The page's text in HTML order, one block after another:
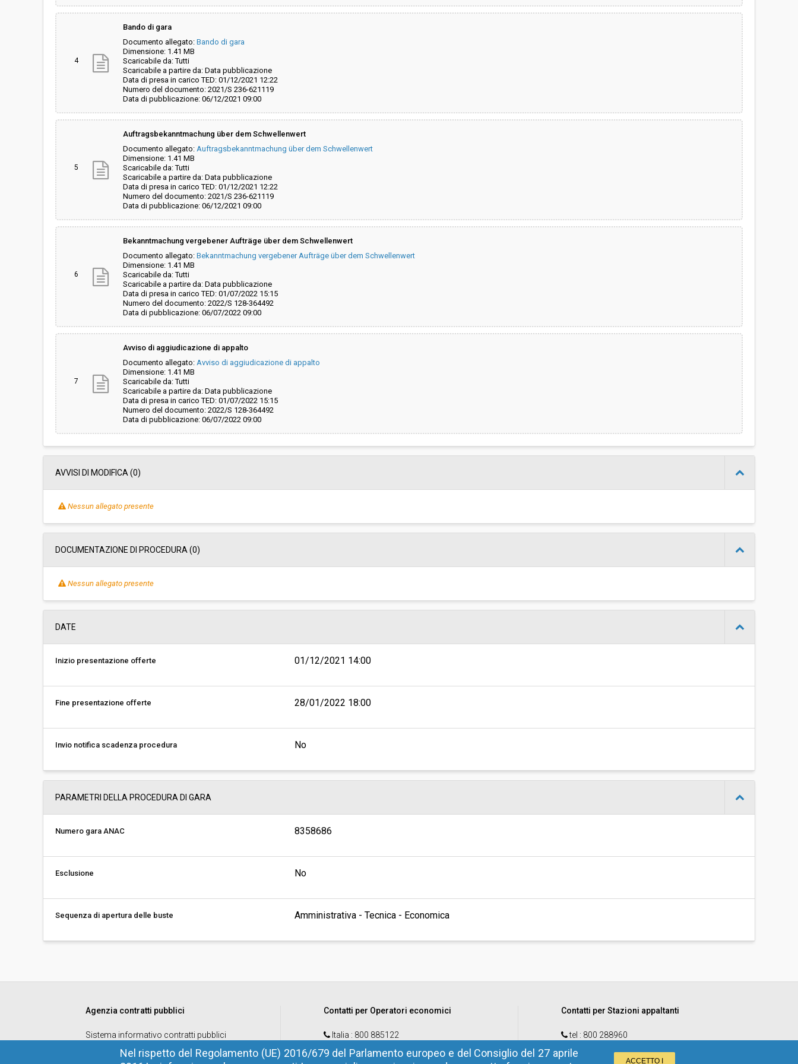
4
Bando di gara
Documento allegato: Bando di gara
Dimensione: 1.41 MB
Scaricabile da: Tutti
Scaricabile a partire da: Data pubblicazione
Data di presa in carico TED: 01/12/2021 12:22
Numero del documento: 2021/S 236-621119
Data di pubblicazione: 06/12/2021 09:00
5
Auftragsbekanntmachung über dem Schwellenwert
Documento allegato: Auftragsbekanntmachung über dem Schwellenwert
Dimensione: 1.41 MB
Scaricabile da: Tutti
Scaricabile a partire da: Data pubblicazione
Data di presa in carico TED: 01/12/2021 12:22
Numero del documento: 2021/S 236-621119
Data di pubblicazione: 06/12/2021 09:00
6
Bekanntmachung vergebener Aufträge über dem Schwellenwert
Documento allegato: Bekanntmachung vergebener Aufträge über dem Schwellenwert
Dimensione: 1.41 MB
Scaricabile da: Tutti
Scaricabile a partire da: Data pubblicazione
Data di presa in carico TED: 01/07/2022 15:15
Numero del documento: 2022/S 128-364492
Data di pubblicazione: 06/07/2022 09:00
7
Avviso di aggiudicazione di appalto
Documento allegato: Avviso di aggiudicazione di appalto
Dimensione: 1.41 MB
Scaricabile da: Tutti
Scaricabile a partire da: Data pubblicazione
Data di presa in carico TED: 01/07/2022 15:15
Numero del documento: 2022/S 128-364492
Data di pubblicazione: 06/07/2022 09:00
AVVISI DI MODIFICA (0)
Nessun allegato presente
DOCUMENTAZIONE DI PROCEDURA (0)
Nessun allegato presente
DATE
Inizio presentazione offerte 01/12/2021 14:00
Fine presentazione offerte 28/01/2022 18:00
Invio notifica scadenza procedura No
PARAMETRI DELLA PROCEDURA DI GARA
Numero gara ANAC 8358686
Esclusione No
Sequenza di apertura delle buste Amministrativa - Tecnica - Economica
Agenzia contratti pubblici
Sistema informativo contratti pubblici
Codice fiscale : 94116410211
Contatti per Operatori economici
Italia : 800 885122
Estero : +39 0472 973830
Contatti per Stazioni appaltanti
tel : 800 288960
email
e-procurement@provincia.bz.it
Nel rispetto del Regolamento (UE) 2016/679 del Parlamento europeo e del Consiglio del 27 aprile
ACCETTO I